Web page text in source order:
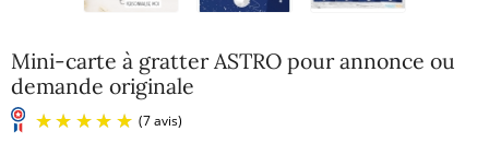
Mini-carte à gratter ASTRO pour annonce ou
demande originale